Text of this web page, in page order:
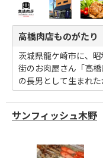
高橋肉店ものがたり
茨城県龍ケ崎市に、昭
街のお肉屋さん「高
の長男として生まれた
サンフィッシュ木野